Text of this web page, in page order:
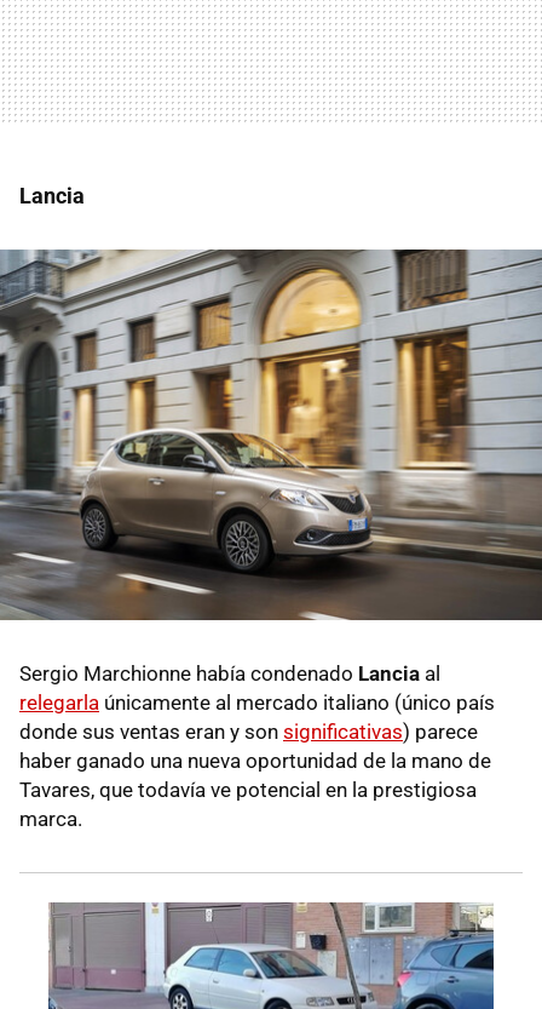
Lancia
Sergio Marchionne había condenado Lancia al
relegarla únicamente al mercado italiano (único país
donde sus ventas eran y son significativas) parece
haber ganado una nueva oportunidad de la mano de
Tavares, que todavía ve potencial en la prestigiosa
marca.